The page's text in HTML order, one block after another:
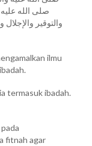
صلى الله
والتوقير
ilmu
termasuk ibadah.
fitnah agar